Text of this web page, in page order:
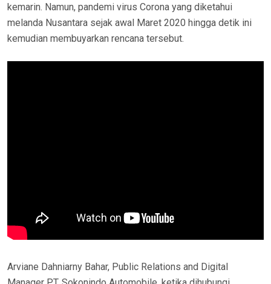
kemarin. Namun, pandemi virus Corona yang diketahui
melanda Nusantara sejak awal Maret 2020 hingga detik ini
kemudian membuyarkan rencana tersebut.
Arviane Dahniarny Bahar, Public Relations and Digital